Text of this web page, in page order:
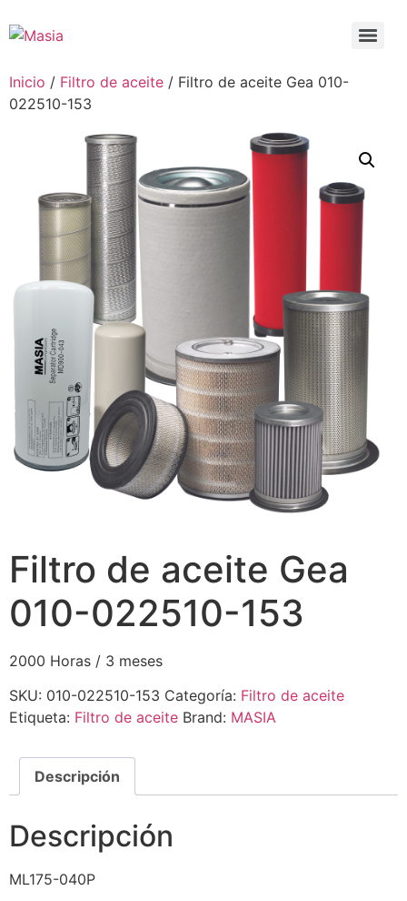
Inicio / Filtro de aceite / Filtro de aceite Gea 010-
022510-153
Filtro de aceite Gea
010-022510-153
2000 Horas / 3 meses
SKU: 010-022510-153 Categoría: Filtro de aceite
Etiqueta: Filtro de aceite Brand: MASIA
Descripción
Descripción
ML175-040P